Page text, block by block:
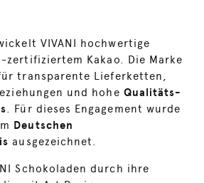
VIVANI hochwertige
zertifiziertem Kakao. Die Marke
transparente Lieferketten,
und hohe Qualitäts-
. Für dieses Engagement wurde
Deutschen
ausgezeichnet.
Schokoladen durch ihre